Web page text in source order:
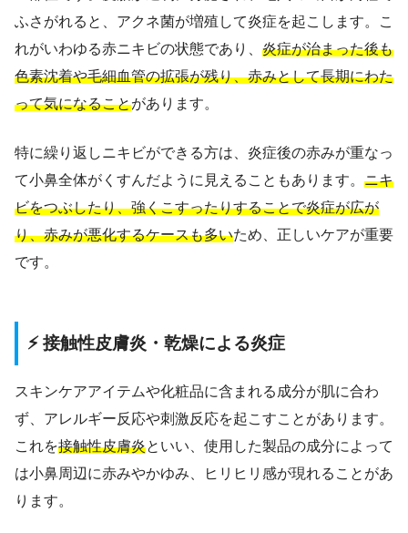
ふさがれると、アクネ菌が増殖して炎症を起こします。こ
れがいわゆる赤ニキビの状態であり、 炎症が治まった後も
色素沈着や毛細血管の拡張が残り、赤みとして長期にわた
って気になることがあります。
特に繰り返しニキビができる方は、炎症後の赤みが重なっ
て小鼻全体がくすんだように見えることもあります。 ニキ
ビをつぶしたり、強くこすったりすることで炎症が広が
り、赤みが悪化するケースも多いため、正しいケアが重要
です。
⚡ 接触性皮膚炎・乾燥による炎症
スキンケアアイテムや化粧品に含まれる成分が肌に合わ
ず、アレルギー反応や刺激反応を起こすことがあります。
これを接触性皮膚炎といい、使用した製品の成分によって
は小鼻周辺に赤みやかゆみ、ヒリヒリ感が現れることがあ
ります。